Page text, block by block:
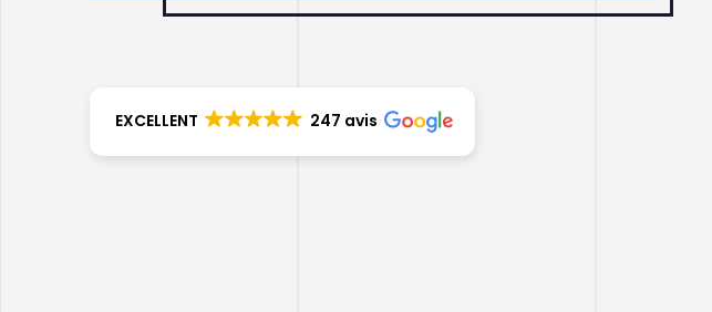
EXCELLENT 247 avis